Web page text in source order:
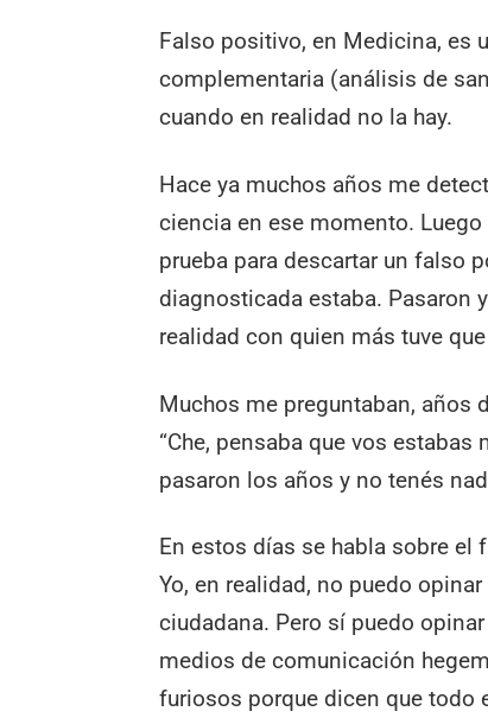
Falso positivo, en Medicina, es
complementaria (análisis de
cuando en realidad no la hay.
Hace ya muchos años me
ciencia en ese momento.
prueba para descartar un falso
diagnosticada estaba. Pasaron
realidad con quien más tuve
Muchos me preguntaban, años
“Che, pensaba que vos estabas
pasaron los años y no tenés
En estos días se habla sobre el
Yo, en realidad, no puedo
ciudadana. Pero sí puedo
medios de comunicación
furiosos porque dicen que todo